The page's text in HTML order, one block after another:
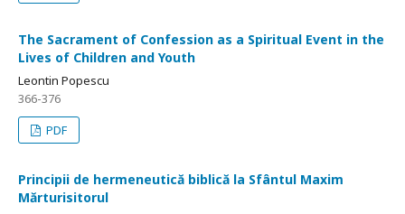
The Sacrament of Confession as a Spiritual Event in the
Lives of Children and Youth
Leontin Popescu
366-376
PDF
Principii de hermeneutică biblică la Sfântul Maxim
Mărturisitorul